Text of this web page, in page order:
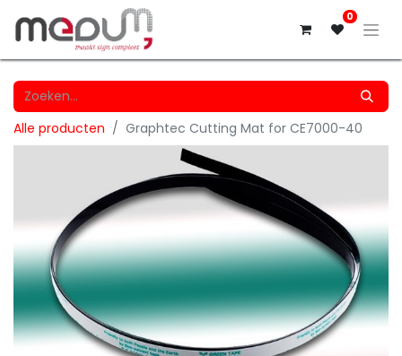
0
Alle producten Graphtec Cutting Mat for CE7000-40